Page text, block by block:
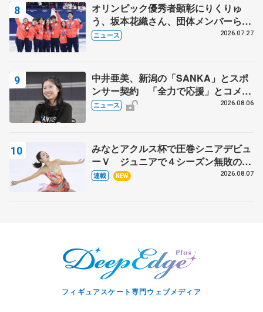
オリンピック優秀者顕彰にりくりゅ
う、坂本花織さん、団体メンバーら
8月7日に文科省が表彰式、ブルーノ・
ニュース 2026.07.27
中井亜美、新潟の「SANKA」とスポ
ンサー契約 「全力で応援」とコメン
ト
ニュース 2026.08.06
みなとアクルス杯で圧巻シニアデビュ
ーＶ ジュニアで４シーズン無敗の島
田麻央
連載 NEW 2026.08.07
フィギュアスケート専門ウェブメディア